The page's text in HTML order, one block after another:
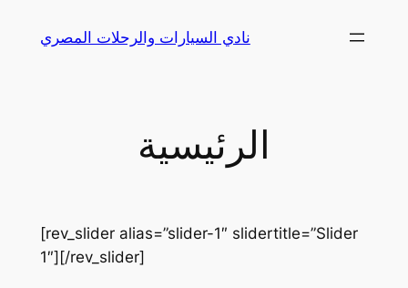
نادي السيارات والرحلات المصري
الرئيسية
[rev_slider alias=”slider-1″ slidertitle=”Slider
1″][/rev_slider]